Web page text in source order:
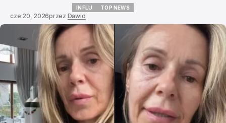
INFLU TOP NEWS
cze 20, 2026przez Dawid